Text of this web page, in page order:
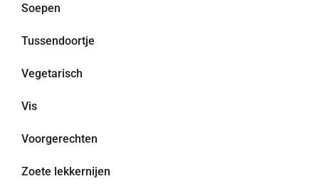
Soepen
Tussendoortje
Vegetarisch
Vis
Voorgerechten
Zoete lekkernijen